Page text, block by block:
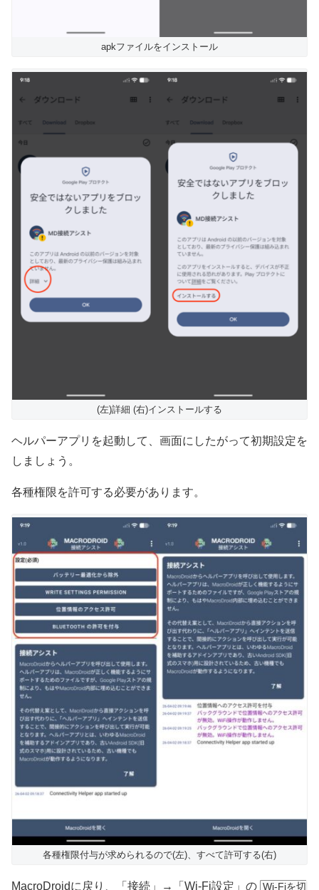
apkファイルをインストール
(左)詳細 (右)インストールする
ヘルパーアプリを起動して、画面にしたがって初期設定を
しましょう。
各種権限を許可する必要があります。
各種権限付与が求められるので(左)、すべて許可する(右)
MacroDroidに戻り、「接続」→「Wi-Fi設定」の Wi-Fiを切